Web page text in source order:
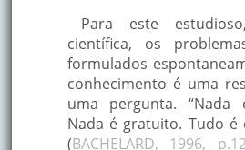
Para este
científica, os
formulados
conhecimento é uma
uma pergunta. “Nada
Nada é gratuito. Tudo é
(BACHELARD, 1996,